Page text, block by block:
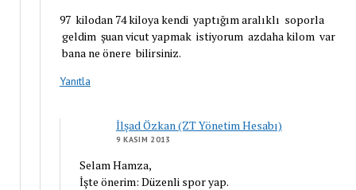
97 kilodan 74 kiloya kendi yaptığım aralıklı soporla
geldim şuan vicut yapmak istiyorum azdaha kilom var
bana ne önere bilirsiniz.
Yanıtla
İlşad Özkan (ZT Yönetim Hesabı)
9 KASIM 2013
Selam Hamza,
İşte önerim: Düzenli spor yap.